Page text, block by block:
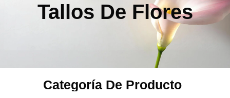
Tallos De Flores
Categoría De Producto